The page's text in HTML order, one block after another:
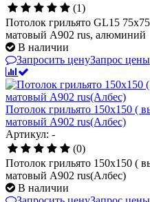
(1)
Потолок грильято GL15
матовый А902 rus, алюминий
В наличии
Запросить ценуЗапрос цены
Потолок грильято 150х150 (
матовый А902 rus(Албес)
Артикул: -
(0)
Потолок грильято 150х150 (
матовый А902 rus(Албес)
В наличии